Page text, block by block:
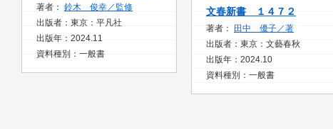
著者： 鈴木 俊幸／監修
出版者：東京：平凡社
出版年：2024.11
資料種別：一般書
文春新書 １４７２
著者：
田中 優子／著
出版者：東京：文藝春秋
出版年：2024.10
資料種別：一般書